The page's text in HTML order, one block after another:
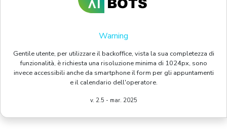
Warning
Gentile utente, per utilizzare il backoffice, vista la sua completezza di
funzionalità, è richiesta una risoluzione minima di 1024px, sono
invece accessibili anche da smartphone il form per gli appuntamenti
e il calendario dell'operatore.
v. 2.5 - mar. 2025